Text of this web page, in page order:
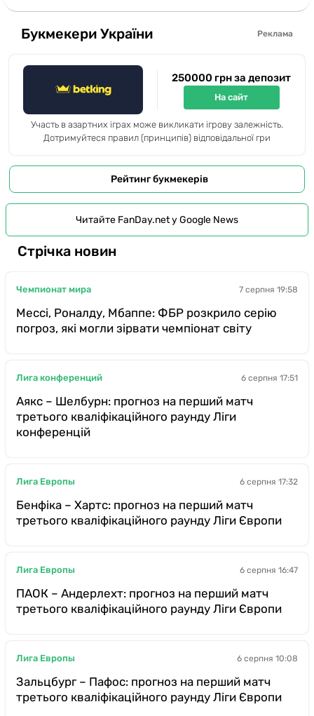
Букмекери України Реклама
250000 грн за депозит
На сайт
Участь в азартних іграх може викликати ігрову залежність.
Дотримуйтеся правил (принципів) відповідальної гри
Рейтинг букмекерів
Читайте FanDay.net у Google News
Стрічка новин
Чемпионат мира 7 серпня 19:58
Мессі, Роналду, Мбаппе: ФБР розкрило серію
погроз, які могли зірвати чемпіонат світу
Лига конференций 6 серпня 17:51
Аякс – Шелбурн: прогноз на перший матч
третього кваліфікаційного раунду Ліги
конференцій
Лига Европы 6 серпня 17:32
Бенфіка – Хартс: прогноз на перший матч
третього кваліфікаційного раунду Ліги Європи
Лига Европы 6 серпня 16:47
ПАОК – Андерлехт: прогноз на перший матч
третього кваліфікаційного раунду Ліги Європи
Лига Европы 6 серпня 10:08
Зальцбург – Пафос: прогноз на перший матч
третього кваліфікаційного раунду Ліги Європи